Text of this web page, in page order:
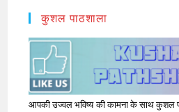
कुशल पाठशाला
आपकी उज्वल भविष्य की कामना के साथ कुशल